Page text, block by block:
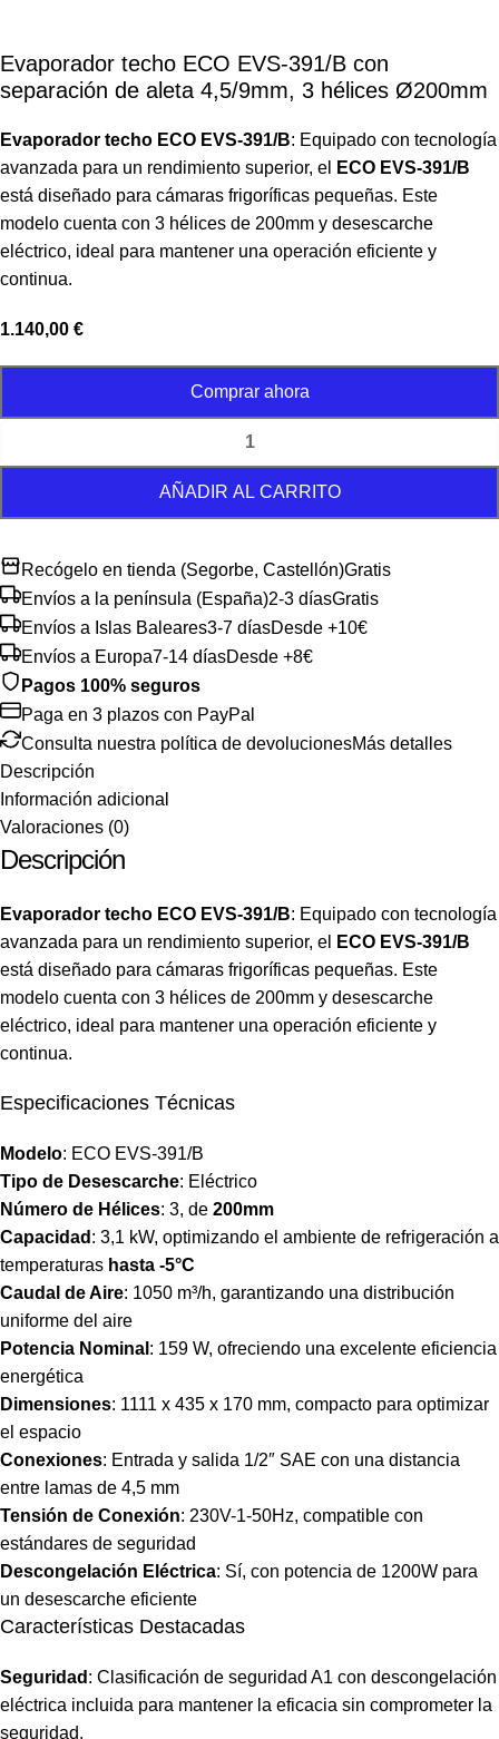
Evaporador techo ECO EVS-391/B con
separación de aleta 4,5/9mm, 3 hélices Ø200mm
Evaporador techo ECO EVS-391/B: Equipado con tecnología
avanzada para un rendimiento superior, el
ECO EVS-391/B
está diseñado para cámaras frigoríficas pequeñas. Este
modelo cuenta con 3 hélices de 200mm y desescarche
eléctrico, ideal para mantener una operación eficiente y
continua.
1.140,00 €
AÑADIR AL CARRITO
Comprar ahora
Recógelo en tienda (Segorbe, Castellón)Gratis
Envíos a la península (España)2-3 díasGratis
Envíos a Islas Baleares3-7 díasDesde +10€
Envíos a Europa7-14 díasDesde +8€
Pagos 100% seguros
Paga en 3 plazos con PayPal
Consulta nuestra política de devolucionesMás detalles
Descripción
Información adicional
Valoraciones (0)
Descripción
Evaporador techo ECO EVS-391/B: Equipado con tecnología
avanzada para un rendimiento superior, el
ECO EVS-391/B
está diseñado para cámaras frigoríficas pequeñas. Este
modelo cuenta con 3 hélices de 200mm y desescarche
eléctrico, ideal para mantener una operación eficiente y
continua.
Especificaciones Técnicas
Modelo: ECO EVS-391/B
Tipo de Desescarche: Eléctrico
Número de Hélices: 3, de 200mm
Capacidad : 3,1 kW, optimizando el ambiente de refrigeración a
temperaturas hasta -5°C
Caudal de Aire: 1050 m³/h, garantizando una distribución
uniforme del aire
Potencia Nominal : 159 W, ofreciendo una excelente eficiencia
energética
Dimensiones: 1111 x 435 x 170 mm, compacto para optimizar
el espacio
Conexiones: Entrada y salida 1/2″ SAE con una distancia
entre lamas de 4,5 mm
Tensión de Conexión: 230V-1-50Hz, compatible con
estándares de seguridad
Descongelación Eléctrica: Sí, con potencia de 1200W para
un desescarche eficiente
Características Destacadas
Seguridad : Clasificación de seguridad A1 con descongelación
eléctrica incluida para mantener la eficacia sin comprometer la
seguridad.